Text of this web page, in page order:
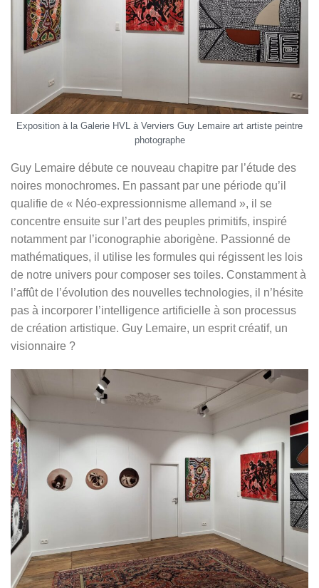
Exposition à la Galerie HVL à Verviers Guy Lemaire art artiste peintre
photographe
Guy Lemaire débute ce nouveau chapitre par l’étude des
noires monochromes. En passant par une période qu’il
qualifie de « Néo-expressionnisme allemand », il se
concentre ensuite sur l’art des peuples primitifs, inspiré
notamment par l’iconographie aborigène. Passionné de
mathématiques, il utilise les formules qui régissent les lois
de notre univers pour composer ses toiles. Constamment à
l’affût de l’évolution des nouvelles technologies, il n’hésite
pas à incorporer l’intelligence artificielle à son processus
de création artistique. Guy Lemaire, un esprit créatif, un
visionnaire ?